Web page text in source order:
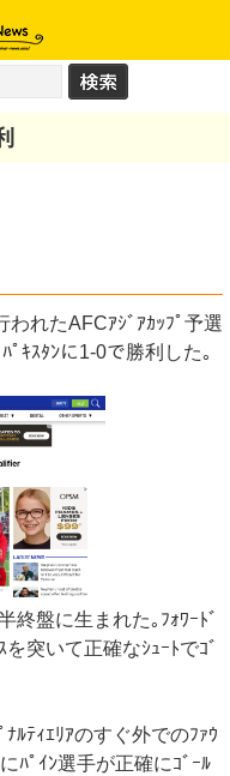
われたAFCｱｼﾞｱｶｯﾌﾟ予選
ﾟｷｽﾀﾝに1-0で勝利した｡
終盤に生まれた｡ﾌｫﾜｰﾄﾞ
突いて正確なｼｭｰﾄでｺﾞ
ﾙﾃｨｴﾘｱのすぐ外でのﾌｧｳ
ﾊﾟｲﾝ選手が正確にｺﾞｰﾙ